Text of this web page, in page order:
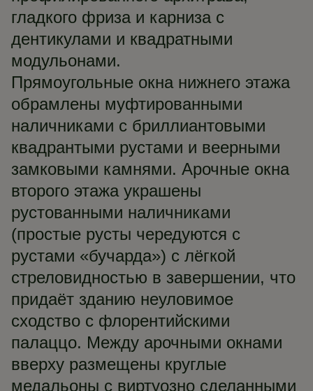
гладкого фриза и карниза с
дентикулами и квадратными
модульонами.
Прямоугольные окна нижнего этажа
обрамлены муфтированными
наличниками с бриллиантовыми
квадрантыми рустами и веерными
замковыми камнями. Арочные окна
второго этажа украшены
рустованными наличниками
(простые русты чередуются с
рустами «бучарда») с лёгкой
стреловидностью в завершении, что
придаёт зданию неуловимое
сходство с флорентийскими
палаццо. Между арочными окнами
вверху размещены круглые
медальоны с виртуозно сделанными